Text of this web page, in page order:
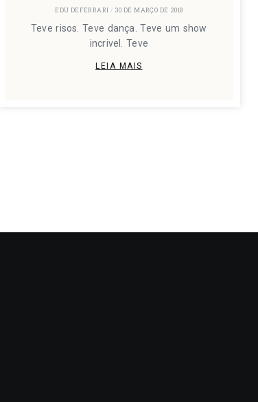
EDU DEFERRARI 30 DE MARÇO DE 2018
Teve risos. Teve dança. Teve um show
incrivel. Teve
LEIA MAIS